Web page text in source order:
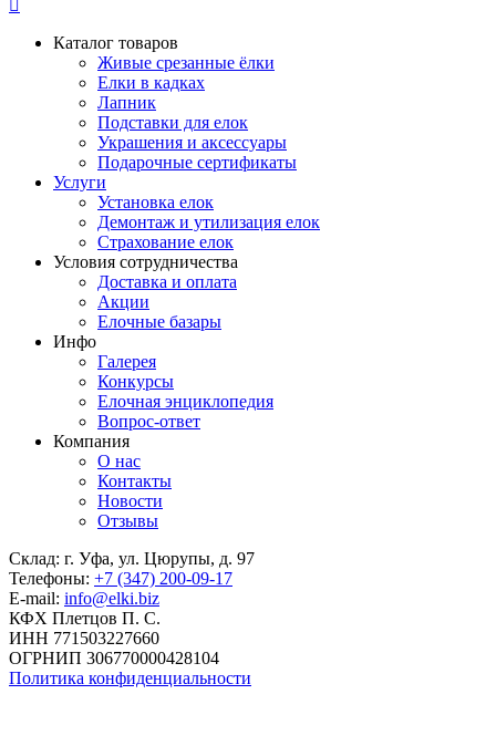
Каталог товаров
Живые срезанные ёлки
Елки в кадках
Лапник
Подставки для елок
Украшения и аксессуары
Подарочные сертификаты
Услуги
Установка елок
Демонтаж и утилизация елок
Страхование елок
Условия сотрудничества
Доставка и оплата
Акции
Елочные базары
Инфо
Галерея
Конкурсы
Елочная энциклопедия
Вопрос-ответ
Компания
О нас
Контакты
Новости
Отзывы
Склад: г. Уфа, ул. Цюрупы, д. 97
Телефоны: +7 (347) 200-09-17
E-mail: info@elki.biz
КФХ Плетцов П. С.
ИНН 771503227660
ОГРНИП 306770000428104
Политика конфиденциальности